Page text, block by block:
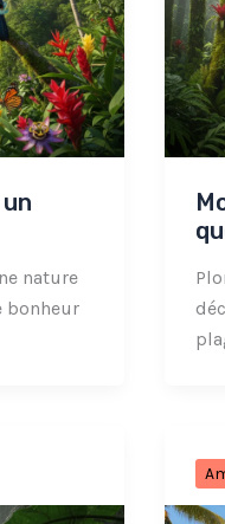
nature
bonheur